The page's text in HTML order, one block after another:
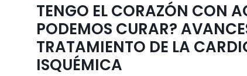
TENGO EL CORAZÓN CON
PODEMOS CURAR?
TRATAMIENTO DE LA
ISQUÉMICA